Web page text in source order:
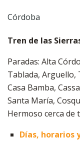
Córdoba
Tren de las
Paradas: Alta
Tablada, Arguello,
Casa Bamba,
Santa María,
Hermoso cerca de
Días, horarios